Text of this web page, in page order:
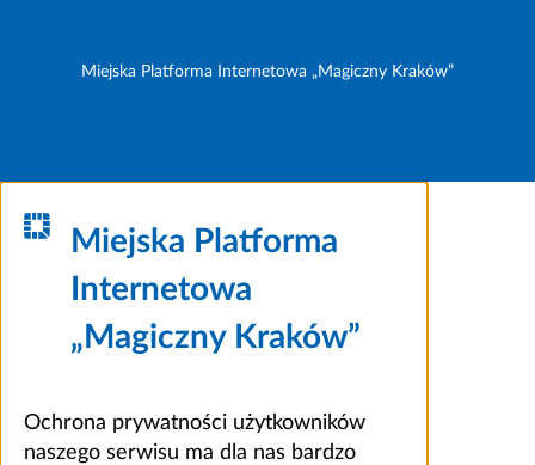
Miejska Platforma Internetowa „Magiczny Kraków”
Miejska Platforma
Internetowa
„Magiczny Kraków”
Ochrona prywatności użytkowników
naszego serwisu ma dla nas bardzo